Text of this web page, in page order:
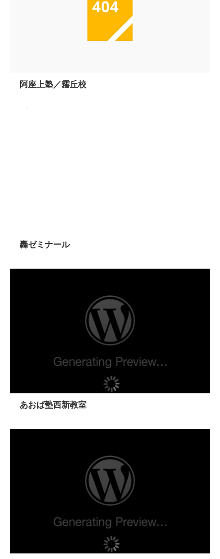
阿座上塾／霧丘校
轟ゼミナール
あおば塾西新教室